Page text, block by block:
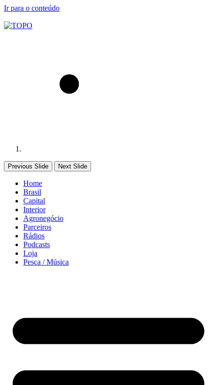
Ir para o conteúdo
Previous Slide Next Slide
Home
Brasil
Capital
Interior
Agronegócio
Parceiros
Rádios
Podcasts
Loja
Pesca / Música